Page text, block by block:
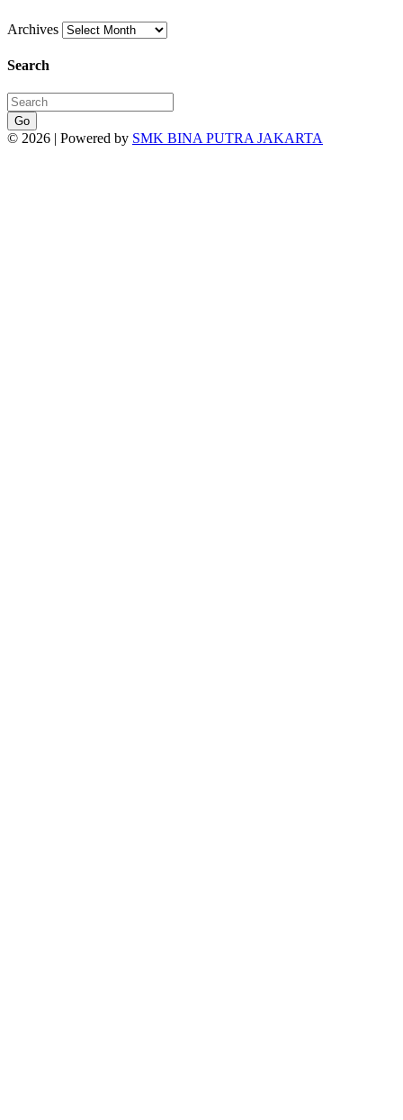
Archives
Search
Go
© 2026 | Powered by SMK BINA PUTRA JAKARTA